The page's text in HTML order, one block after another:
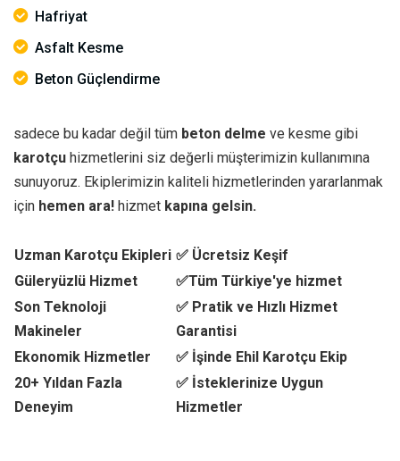
Hafriyat
Asfalt Kesme
Beton Güçlendirme
sadece bu kadar değil tüm beton delme ve kesme gibi
karotçu hizmetlerini siz değerli müşterimizin kullanımına
sunuyoruz. Ekiplerimizin kaliteli hizmetlerinden yararlanmak
için hemen ara! hizmet kapına gelsin.
Uzman Karotçu Ekipleri ✅ Ücretsiz Keşif
Güleryüzlü Hizmet
✅Tüm Türkiye'ye hizmet
Son Teknoloji
Makineler
✅ Pratik ve Hızlı Hizmet
Garantisi
Ekonomik Hizmetler
✅ İşinde Ehil Karotçu Ekip
20+ Yıldan Fazla
Deneyim
✅ İsteklerinize Uygun
Hizmetler